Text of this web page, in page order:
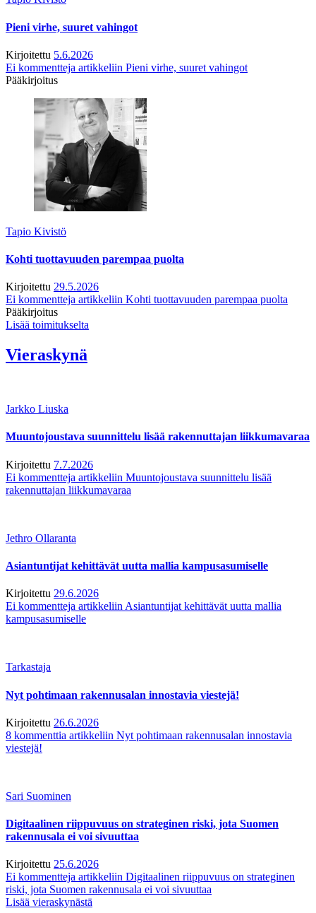
Pieni virhe, suuret vahingot
Kirjoitettu 5.6.2026
Ei kommentteja artikkeliin Pieni virhe, suuret vahingot
Pääkirjoitus
Tapio Kivistö
Kohti tuottavuuden parempaa puolta
Kirjoitettu 29.5.2026
Ei kommentteja artikkeliin Kohti tuottavuuden parempaa puolta
Pääkirjoitus
Lisää toimitukselta
Vieraskynä
Jarkko Liuska
Muuntojoustava suunnittelu lisää rakennuttajan liikkumavaraa
Kirjoitettu 7.7.2026
Ei kommentteja artikkeliin Muuntojoustava suunnittelu lisää
rakennuttajan liikkumavaraa
Jethro Ollaranta
Asiantuntijat kehittävät uutta mallia kampusasumiselle
Kirjoitettu 29.6.2026
Ei kommentteja artikkeliin Asiantuntijat kehittävät uutta mallia
kampusasumiselle
Tarkastaja
Nyt pohtimaan rakennusalan innostavia viestejä!
Kirjoitettu 26.6.2026
8 kommenttia artikkeliin Nyt pohtimaan rakennusalan innostavia
viestejä!
Sari Suominen
Digitaalinen riippuvuus on strateginen riski, jota Suomen
rakennusala ei voi sivuuttaa
Kirjoitettu 25.6.2026
Ei kommentteja artikkeliin Digitaalinen riippuvuus on strateginen
riski, jota Suomen rakennusala ei voi sivuuttaa
Lisää vieraskynästä